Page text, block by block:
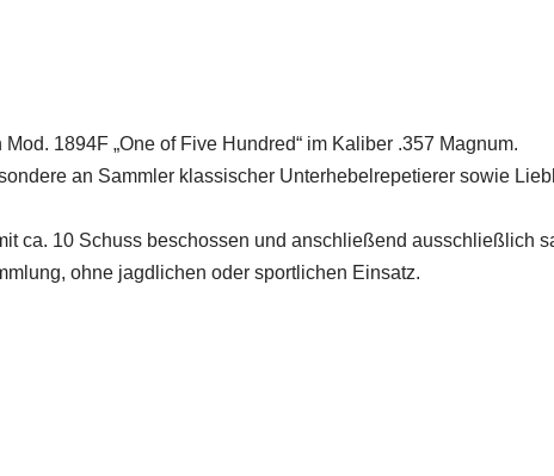
1894F „One of Five Hundred“ im Kaliber .357 Magnum.
an Sammler klassischer Unterhebelrepetierer sowie
ca. 10 Schuss beschossen und anschließend ausschließlich
ohne jagdlichen oder sportlichen Einsatz.